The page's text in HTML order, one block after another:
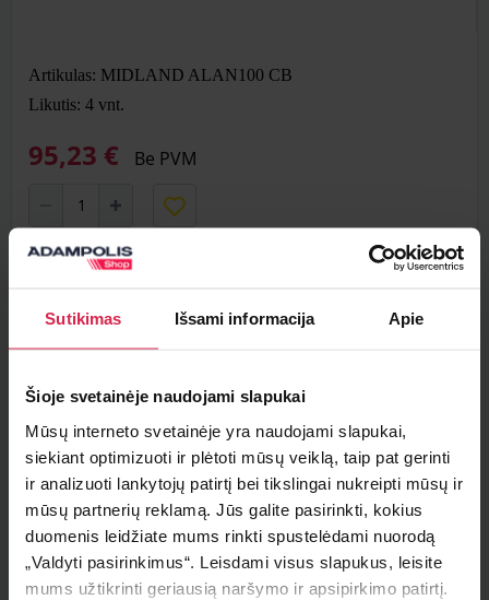
Sutikimas Išsami informacija Apie
Šioje svetainėje naudojami slapukai
Mūsų interneto svetainėje yra naudojami slapukai,
siekiant optimizuoti ir plėtoti mūsų veiklą, taip pat gerinti
ir analizuoti lankytojų patirtį bei tikslingai nukreipti mūsų ir
mūsų partnerių reklamą. Jūs galite pasirinkti, kokius
duomenis leidžiate mums rinkti spustelėdami nuorodą
„Valdyti pasirinkimus“. Leisdami visus slapukus, leisite
mums užtikrinti geriausią naršymo ir apsipirkimo patirtį.
Artikulas: MIDLAND ALAN100 CB
Likutis: 4 vnt.
95,23 € Be PVM
Minimalus pirkimo kiekis 1vnt.
Radai pigiau ?
Pristatymo sąlygos